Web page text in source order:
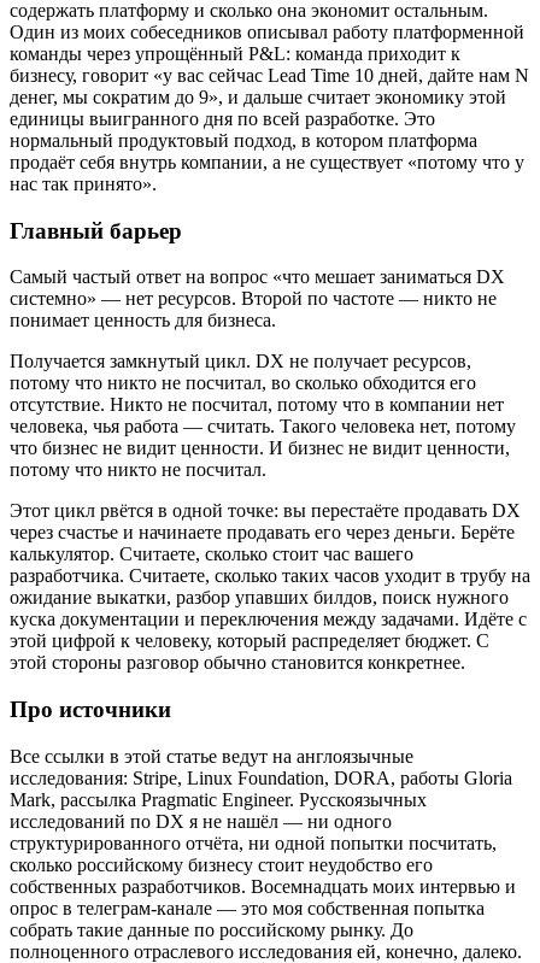
содержать платформу и сколько она экономит остальным.
Один из моих собеседников описывал работу платформенной
команды через упрощённый P&L: команда приходит к
бизнесу, говорит «у вас сейчас Lead Time 10 дней, дайте нам N
денег, мы сократим до 9», и дальше считает экономику этой
единицы выигранного дня по всей разработке. Это
нормальный продуктовый подход, в котором платформа
продаёт себя внутрь компании, а не существует «потому что у
нас так принято».
Главный барьер
Самый частый ответ на вопрос «что мешает заниматься DX
системно» — нет ресурсов. Второй по частоте — никто не
понимает ценность для бизнеса.
Получается замкнутый цикл. DX не получает ресурсов,
потому что никто не посчитал, во сколько обходится его
отсутствие. Никто не посчитал, потому что в компании нет
человека, чья работа — считать. Такого человека нет, потому
что бизнес не видит ценности. И бизнес не видит ценности,
потому что никто не посчитал.
Этот цикл рвётся в одной точке: вы перестаёте продавать DX
через счастье и начинаете продавать его через деньги. Берёте
калькулятор. Считаете, сколько стоит час вашего
разработчика. Считаете, сколько таких часов уходит в трубу на
ожидание выкатки, разбор упавших билдов, поиск нужного
куска документации и переключения между задачами. Идёте с
этой цифрой к человеку, который распределяет бюджет. С
этой стороны разговор обычно становится конкретнее.
Про источники
Все ссылки в этой статье ведут на англоязычные
исследования: Stripe, Linux Foundation, DORA, работы Gloria
Mark, рассылка Pragmatic Engineer. Русскоязычных
исследований по DX я не нашёл — ни одного
структурированного отчёта, ни одной попытки посчитать,
сколько российскому бизнесу стоит неудобство его
собственных разработчиков. Восемнадцать моих интервью и
опрос в телеграм-канале — это моя собственная попытка
собрать такие данные по российскому рынку. До
полноценного отраслевого исследования ей, конечно, далеко.